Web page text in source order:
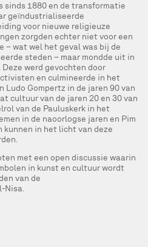
sinds 1880 en de transformatie
geïndustrialiseerde
voor nieuwe religieuze
zorgden echter niet voor een
– wat wel het geval was bij de
steden – maar mondde uit in
werd gevochten door
en culmineerde in het
Ludo Gompertz in de jaren 90 van
cultuur van de jaren 20 en 30 van
van de Pauluskerk in het
in de naoorlogse jaren en Pim
kunnen in het licht van deze
met een open discussie waarin
in kunst en cultuur wordt
van de
Nisa.